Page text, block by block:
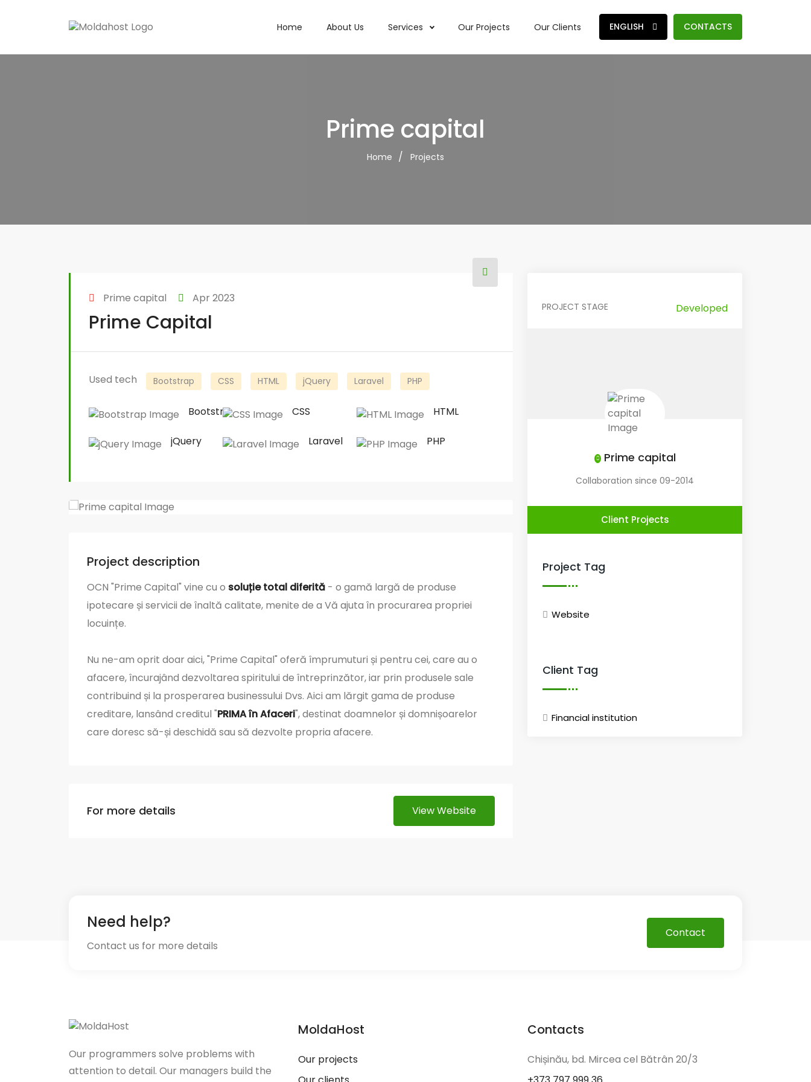
Home About Us Services Our Projects Our Clients CONTACTS
ENGLISH
Prime capital
Home Projects
Prime capital Apr 2023
Prime Capital
Used tech Bootstrap CSS HTML jQuery Laravel PHP
Bootstrap CSS HTML
jQuery Laravel PHP
Project description
OCN "Prime Capital" vine cu o soluție total diferită - o gamă largă de produse
ipotecare și servicii de înaltă calitate, menite de a Vă ajuta în procurarea propriei
locuințe.
Nu ne-am oprit doar aici, "Prime Capital" oferă împrumuturi și pentru cei, care au o
afacere, încurajând dezvoltarea spiritului de întreprinzător, iar prin produsele sale
contribuind și la prosperarea businessului Dvs. Aici am lărgit gama de produse
creditare, lansând creditul "PRIMA în Afaceri", destinat doamnelor și domnișoarelor
care doresc să-și deschidă sau să dezvolte propria afacere.
For more details View Website
PROJECT STAGE Developed
Prime capital
Collaboration since 09-2014
Client Projects
Project Tag
Website
Client Tag
Financial institution
Need help?
Contact us for more details
Contact
Our programmers solve problems with
attention to detail. Our managers build the
MoldaHost
Our projects
Contacts
Chișinău, bd. Mircea cel Bătrân 20/3